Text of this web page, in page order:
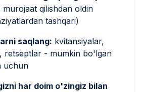
murojaat qilishdan oldin
tashqari)
saqlang: kvitansiyalar,
retseptlar - mumkin bo'lgan
uchun
har doim o'zingiz bilan